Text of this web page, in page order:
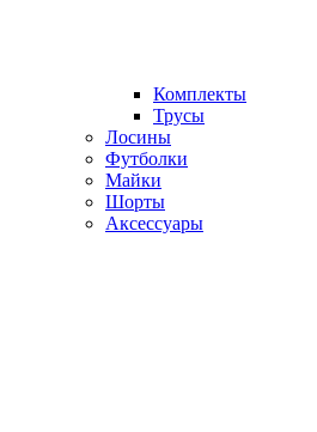
Комплекты
Трусы
Лосины
Футболки
Майки
Шорты
Аксессуары